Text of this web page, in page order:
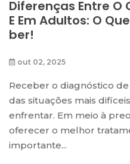
Diferenças Entre O
E Em Adultos: O
Ber!
out 02, 2025
Receber o diagnóstico
das situações mais
enfrentar. Em meio à
oferecer o melhor
importante...